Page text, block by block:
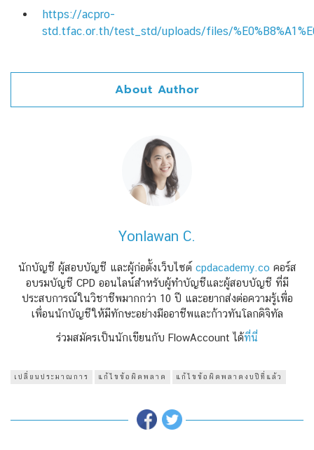
https://acpro-
std.tfac.or.th/test_std/uploads/files/
About Author
Yonlawan C.
นักบัญชี ผู้สอบบัญชี และผู้ก่อตั้งเว็บไซต์ cpdacademy.co คอร์ส
อบรมบัญชี CPD ออนไลน์สำหรับผู้ทำบัญชีและผู้สอบบัญชี ที่มี
ประสบการณ์ในวิชาชีพมากกว่า 10 ปี และอยากส่งต่อความรู้เพื่อ
เพื่อนนักบัญชีให้มีทักษะอย่างมืออาชีพและก้าวทันโลกดิจิทัล
ร่วมสมัครเป็นนักเขียนกับ FlowAccount ได้ที่นี่
เปลี่ยนประมาณการ แก้ไขข้อผิดพลาด แก้ไขข้อผิดพลาดงบปีที่แล้ว